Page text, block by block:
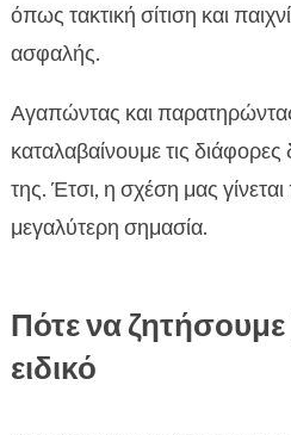
όπως τακτική σίτιση και
ασφαλής.
Αγαπώντας και
καταλαβαίνουμε τις διάφορες
της. Έτσι, η σχέση μας γίνεται
μεγαλύτερη σημασία.
Πότε να
ειδικό